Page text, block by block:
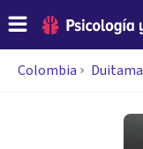
Colombia Duitama